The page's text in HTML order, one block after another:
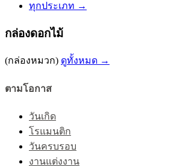
ทุกประเภท →
กล่องดอกไม้
(กล่องหมวก) ดูทั้งหมด →
ตามโอกาส
วันเกิด
โรแมนติก
วันครบรอบ
งานแต่งงาน